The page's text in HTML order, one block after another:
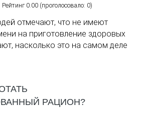
Рейтинг 0.00 (проголосовало: 0)
отмечают, что не имеют
на приготовление здоровых
насколько это на самом деле